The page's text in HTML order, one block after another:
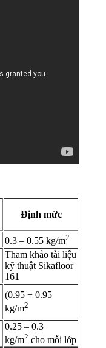
Định mức
0.3 – 0.55 kg/m2
Tham khảo tài liệu
kỹ thuật Sikafloor
161
(0.95 + 0.95
kg/m2
0.25 – 0.3
kg/m2 cho mỗi lớp